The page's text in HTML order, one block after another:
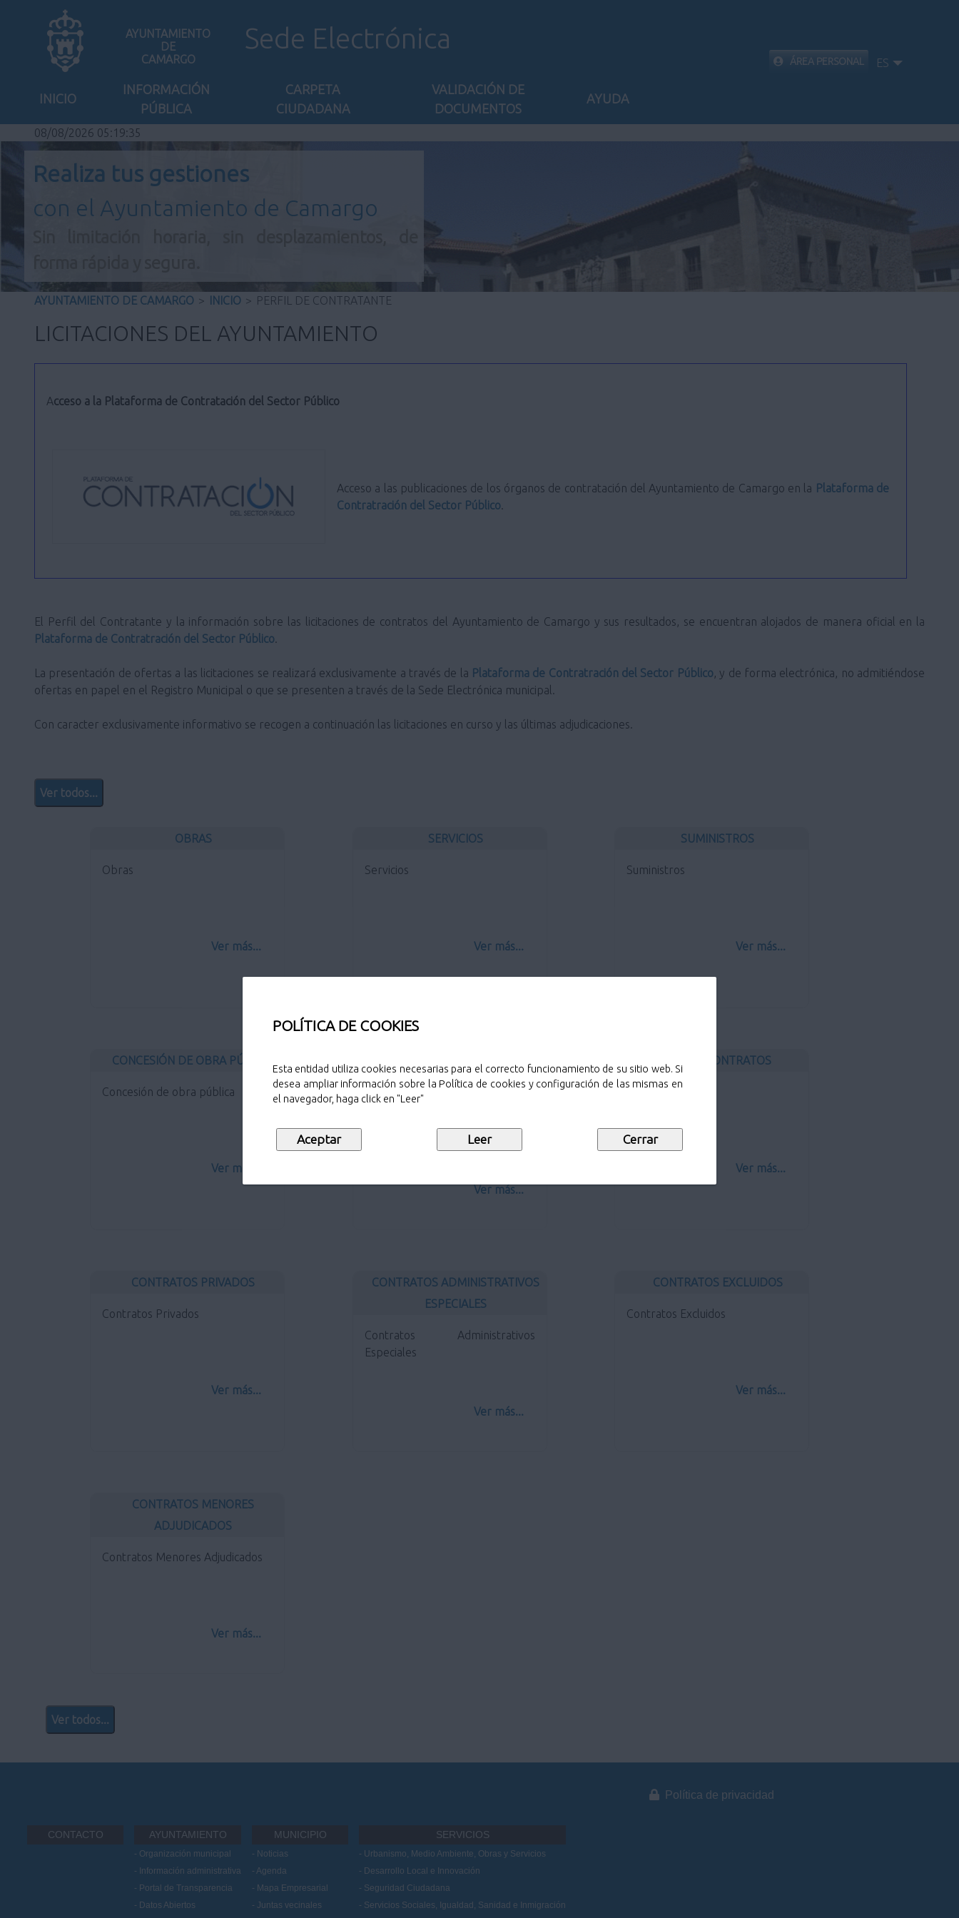
POLÍTICA DE COOKIES
Esta entidad utiliza cookies necesarias para el correcto funcionamiento de su sitio web. Si
desea ampliar información sobre la Política de cookies y configuración de las mismas en
el navegador, haga click en "Leer"
AYUNTAMIENTO
DE
CAMARGO
Sede Electrónica
INICIO
INFORMACIÓN
PÚBLICA
CARPETA
CIUDADANA
VALIDACIÓN DE
DOCUMENTOS
AYUDA
ÁREA PERSONAL ES
08/08/2026 05:19:36
Realiza tus gestiones
con el Ayuntamiento de Camargo
AYUNTAMIENTO DE CAMARGO > INICIO > PERFIL DE CONTRATANTE
LICITACIONES DEL AYUNTAMIENTO
Acceso a la Plataforma de Contratación del Sector Público
Acceso a las publicaciones de los órganos de contratación del Ayuntamiento de Camargo en la Plataforma de
Contratración del Sector Público.
El Perfil del Contratante y la información sobre las licitaciones de contratos del Ayuntamiento de Camargo y sus resultados, se encuentran alojados de manera oficial en la
Plataforma de Contratración del Sector Público.
La presentación de ofertas a las licitaciones se realizará exclusivamente a través de la Plataforma de Contratración del Sector Público, y de forma electrónica, no admitiéndose
ofertas en papel en el Registro Municipal o que se presenten a través de la Sede Electrónica municipal.
Con caracter exclusivamente informativo se recogen a continuación las licitaciones en curso y las últimas adjudicaciones.
Ver todos...
OBRAS
Obras
Ver más...
SERVICIOS
Servicios
Ver más...
SUMINISTROS
Suministros
Ver más...
CONCESIÓN DE OBRA PÚBLICA
Concesión de obra pública
Ver más...
SERVICIOS PÚBLICOS
Ver más...
OTROS CONTRATOS
Otros contratos
Ver más...
CONTRATOS PRIVADOS
Contratos Privados
Ver más...
CONTRATOS ADMINISTRATIVOS
ESPECIALES
Contratos Administrativos
Especiales
Ver más...
CONTRATOS EXCLUIDOS
Contratos Excluidos
Ver más...
CONTRATOS MENORES
ADJUDICADOS
Contratos Menores Adjudicados
Ver más...
Ver todos...
CONTACTO AYUNTAMIENTO
Organización municipal
Información administrativa
Portal de Transparencia
Datos Abiertos
MUNICIPIO
Noticias
Agenda
Mapa Empresarial
Juntas vecinales
SERVICIOS
Urbanismo, Medio Ambiente, Obras y Servicios
Desarrollo Local e Innovación
Seguridad Ciudadana
Servicios Sociales, Igualdad, Sanidad e Inmigración
Política de privacidad